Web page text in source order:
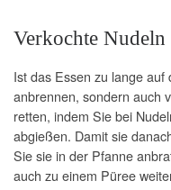
Verkochte Nudeln
Ist das Essen zu lange
anbrennen, sondern auch
retten, indem Sie bei
abgießen. Damit sie
Sie sie in der Pfanne
auch zu einem Püree